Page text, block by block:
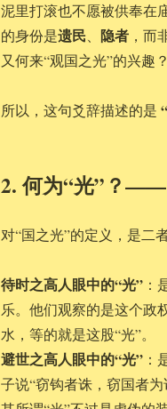
泥里打滚也不愿被供奉在
的身份是遗民、 隐者，而
又何来“观国之光”的兴趣？
所以，这句爻辞描述的是
2. 何为“光”？——
对“国之光”的定义，是二
待时之高人眼中的“光”：
乐。他们观察的是这个政
水，等的就是这股“光”。
避世之高人眼中的“光”：
子说“窃钩者诛，窃国者